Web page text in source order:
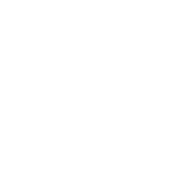
Durch die zentrale